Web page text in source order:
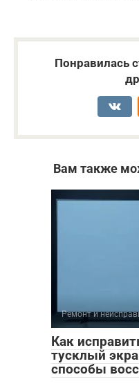
Понравилась
Вам также
Ремонт и
Как
тусклый
способы